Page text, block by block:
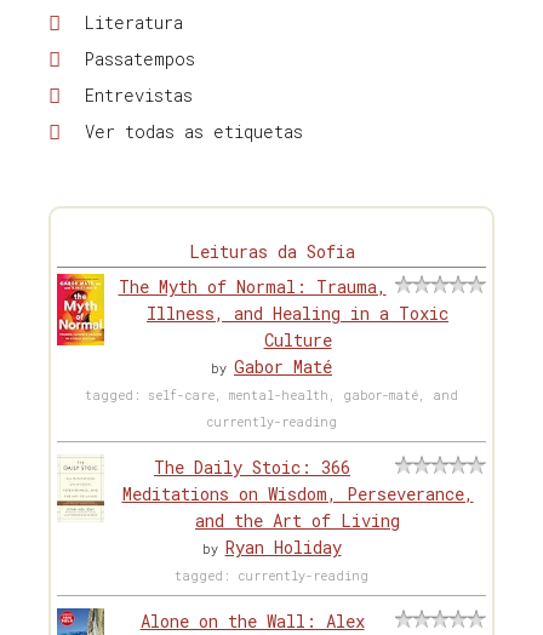
Literatura
Passatempos
Entrevistas
Ver todas as etiquetas
Leituras da Sofia
The Myth of Normal: Trauma,
Illness, and Healing in a Toxic
Culture
by Gabor Maté
tagged: self-care, mental-health, gabor-maté, and
currently-reading
The Daily Stoic: 366
Meditations on Wisdom, Perseverance,
and the Art of Living
by Ryan Holiday
tagged: currently-reading
Alone on the Wall: Alex